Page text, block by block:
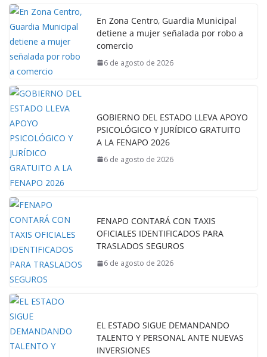
En Zona Centro, Guardia Municipal
detiene a mujer señalada por robo a
comercio
6 de agosto de 2026
GOBIERNO DEL ESTADO LLEVA APOYO
PSICOLÓGICO Y JURÍDICO GRATUITO
A LA FENAPO 2026
6 de agosto de 2026
FENAPO CONTARÁ CON TAXIS
OFICIALES IDENTIFICADOS PARA
TRASLADOS SEGUROS
6 de agosto de 2026
EL ESTADO SIGUE DEMANDANDO
TALENTO Y PERSONAL ANTE NUEVAS
INVERSIONES